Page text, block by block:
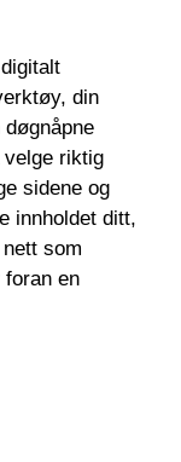
din
velge riktig
sidene og
innholdet ditt,
som
en